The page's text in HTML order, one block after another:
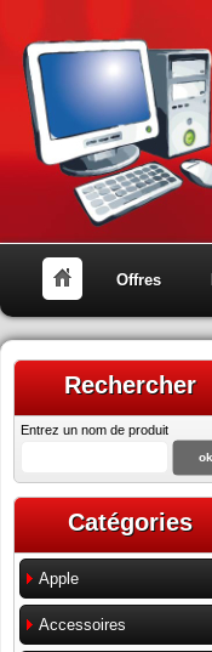
Offres
Rechercher
Entrez un nom de produit
Catégories
Apple
Accessoires